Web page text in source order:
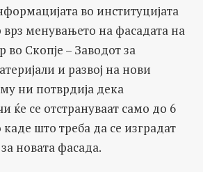
во институцијата
менувањето на фасадата на
во Скопје – Заводот за
и развој на нови
ни потврдија дека
ќе се отстрануваат само до 6
што треба да се изградат
новата фасада.